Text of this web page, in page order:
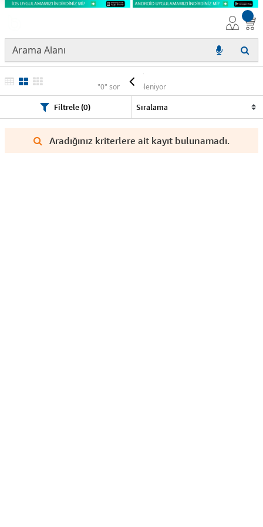
SHARP
"0" sonuç listeleniyor
Filtrele (0)
Aradığınız kriterlere ait kayıt bulunamadı.